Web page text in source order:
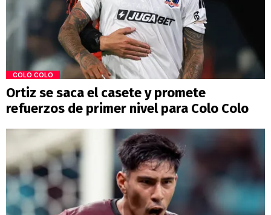
COLO COLO
Ortiz se saca el casete y promete
refuerzos de primer nivel para Colo Colo